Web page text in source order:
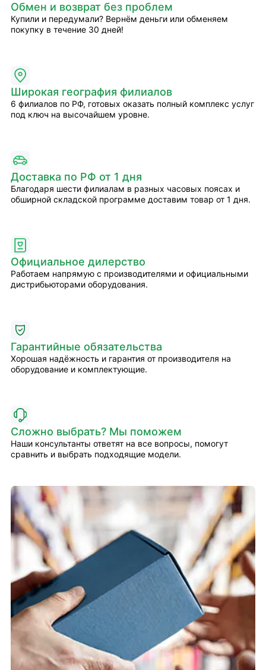
Обмен и возврат без проблем
Купили и передумали? Вернём деньги или обменяем
покупку в течение 30 дней!
Широкая география филиалов
6 филиалов по РФ, готовых оказать полный комплекс услуг
под ключ на высочайшем уровне.
Доставка по РФ от 1 дня
Благодаря шести филиалам в разных часовых поясах и
обширной складской программе доставим товар от 1 дня.
Официальное дилерство
Работаем напрямую с производителями и официальными
дистрибьюторами оборудования.
Гарантийные обязательства
Хорошая надёжность и гарантия от производителя на
оборудование и комплектующие.
Сложно выбрать? Мы поможем
Наши консультанты ответят на все вопросы, помогут
сравнить и выбрать подходящие модели.